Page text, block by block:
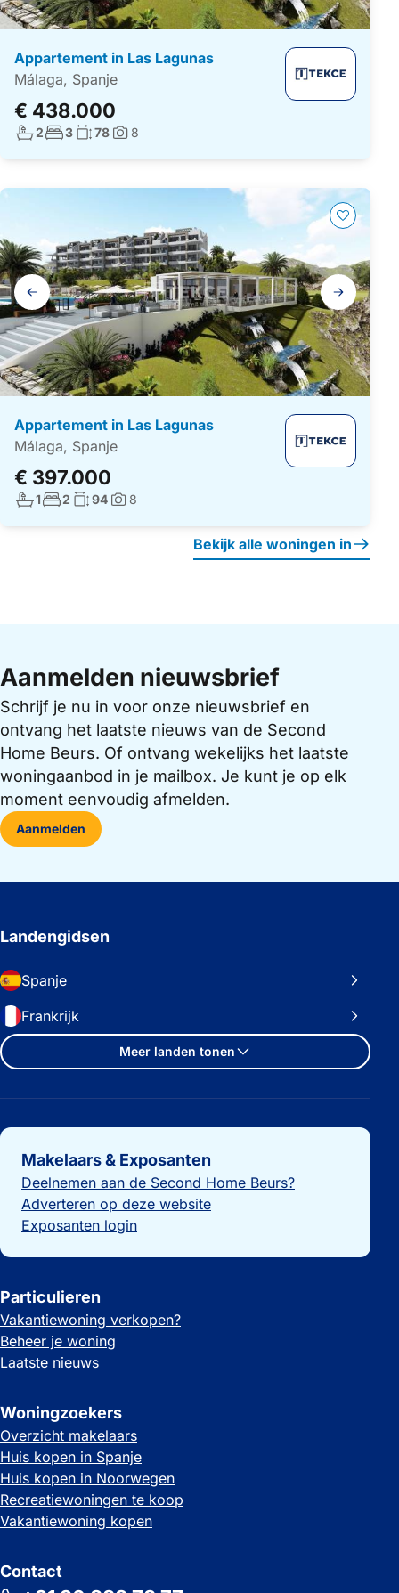
Appartement in Las Lagunas
Málaga, Spanje
€ 438.000
Aantal badkamers:
2Aantal slaapkamers:
3Woonoppervlakte:
78Foto's:
8
Galerij
navigatie
Appartement in Las Lagunas
Málaga, Spanje
€ 397.000
Aantal badkamers:
1Aantal slaapkamers:
2 Woonoppervlakte:
94Foto's:
8
Bekijk alle woningen in
Aanmelden nieuwsbrief
Schrijf je nu in voor onze nieuwsbrief en
ontvang het laatste nieuws van de Second
Home Beurs. Of ontvang wekelijks het laatste
woningaanbod in je mailbox. Je kunt je op elk
moment eenvoudig afmelden.
Aanmelden
Landengidsen
Spanje
Frankrijk
Meer landen tonen
Belangrijke links
Makelaars & Exposanten
Deelnemen aan de Second Home Beurs?
Adverteren op deze website
Exposanten login
Particulieren
Vakantiewoning verkopen?
Beheer je woning
Laatste nieuws
Woningzoekers
Overzicht makelaars
Huis kopen in Spanje
Huis kopen in Noorwegen
Recreatiewoningen te koop
Vakantiewoning kopen
Contact